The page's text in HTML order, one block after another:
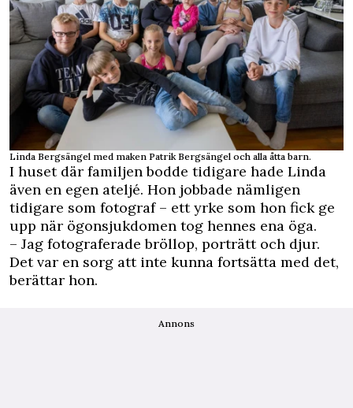
Linda Bergsängel med maken Patrik Bergsängel och alla åtta barn.
I huset där familjen bodde tidigare hade Linda
även en egen ateljé. Hon jobbade nämligen
tidigare som fotograf – ett yrke som hon fick ge
upp när ögonsjukdomen tog hennes ena öga.
– Jag fotograferade bröllop, porträtt och djur.
Det var en sorg att inte kunna fortsätta med det,
berättar hon.
Annons